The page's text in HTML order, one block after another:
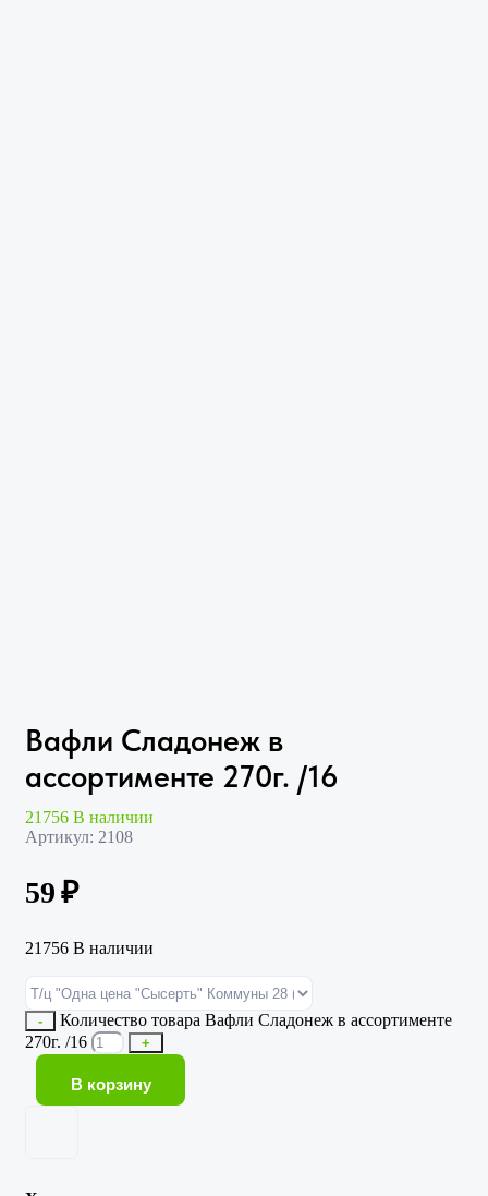
Вафли Сладонеж в
ассортименте 270г. /16
21756 В наличии
Артикул: 2108
59₽
21756 В наличии
-
Количество товара Вафли Сладонеж в ассортименте
270г. /16
+
В корзину